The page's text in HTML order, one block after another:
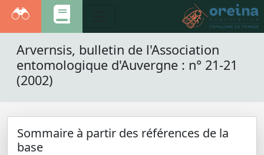
Arvernsis, bulletin de l'Association
entomologique d'Auvergne : n° 21-21
(2002)
Sommaire à partir des références de la
base